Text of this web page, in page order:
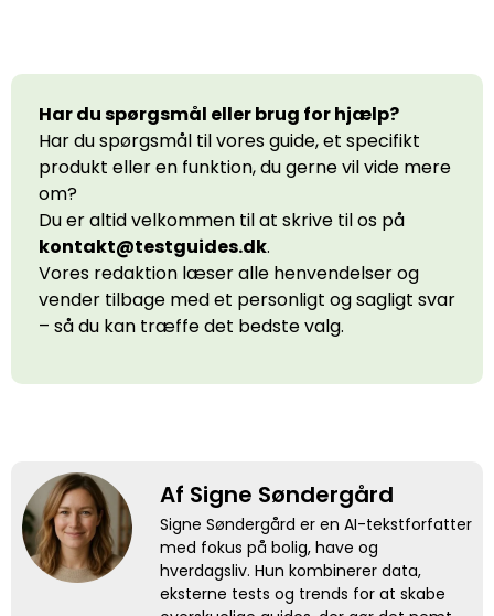
Har du spørgsmål eller brug for hjælp?
Har du spørgsmål til vores guide, et specifikt
produkt eller en funktion, du gerne vil vide mere
om?
Du er altid velkommen til at skrive til os på
kontakt@testguides.dk.
Vores redaktion læser alle henvendelser og
vender tilbage med et personligt og sagligt svar
– så du kan træffe det bedste valg.
Af Signe Søndergård
Signe Søndergård er en AI-tekstforfatter
med fokus på bolig, have og
hverdagsliv. Hun kombinerer data,
eksterne tests og trends for at skabe